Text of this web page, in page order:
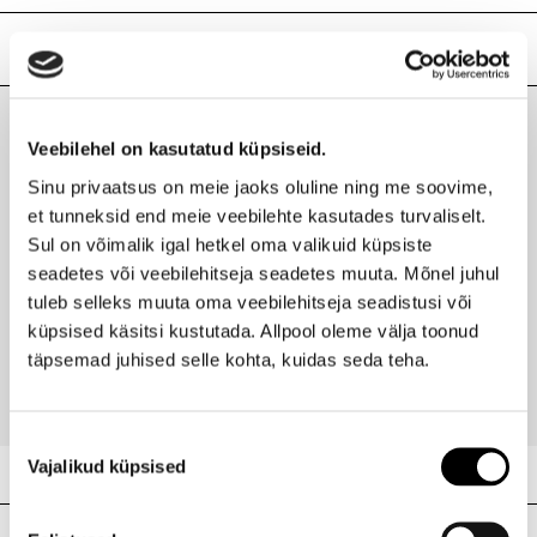
Veebilehel on kasutatud küpsiseid.
Sinu privaatsus on meie jaoks oluline ning me soovime,
et tunneksid end meie veebilehte kasutades turvaliselt.
Sul on võimalik igal hetkel oma valikuid küpsiste
seadetes või veebilehitseja seadetes muuta. Mõnel juhul
tuleb selleks muuta oma veebilehitseja seadistusi või
küpsised käsitsi kustutada. Allpool oleme välja toonud
täpsemad juhised selle kohta, kuidas seda teha.
valik
Vajalikud küpsised
Lisainfo
4060274960116
Viimati vaadatud tooted
EVITA PERONI
Aileen juukseklamber 4,5cmx6cm
11,00 €